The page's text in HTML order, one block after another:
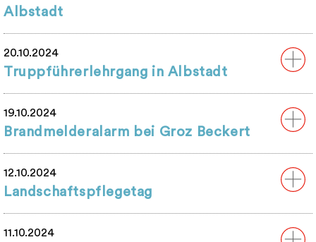
Albstadt
20.10.2024
Truppführerlehrgang in Albstadt
19.10.2024
Brandmelderalarm bei Groz Beckert
12.10.2024
Landschaftspflegetag
11.10.2024